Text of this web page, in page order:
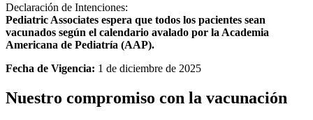
Declaración de Intenciones:
Pediatric Associates espera que todos los pacientes sean
vacunados según el calendario avalado por la Academia
Americana de Pediatría (AAP).
Fecha de Vigencia: 1 de diciembre de 2025
Nuestro compromiso con la vacunación